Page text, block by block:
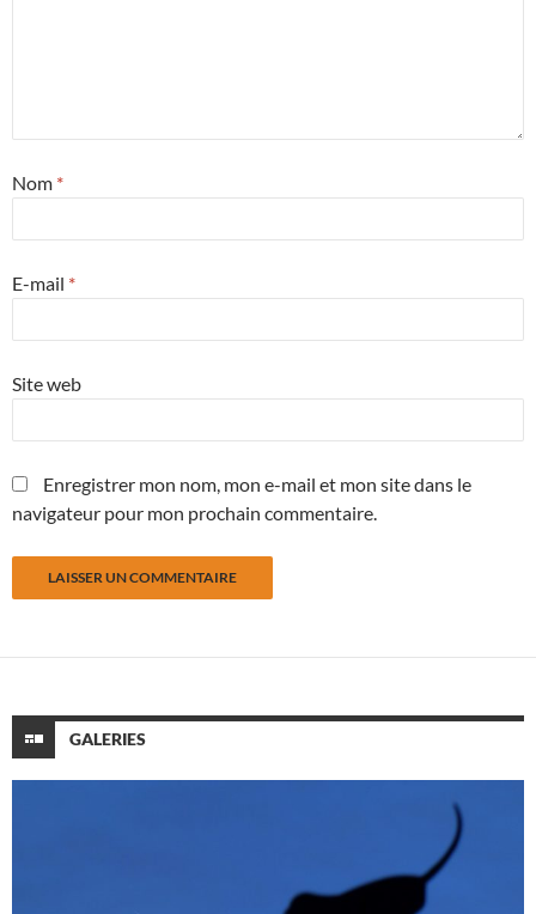
Nom *
E-mail *
Site web
Enregistrer mon nom, mon e-mail et mon site dans le
navigateur pour mon prochain commentaire.
GALERIES